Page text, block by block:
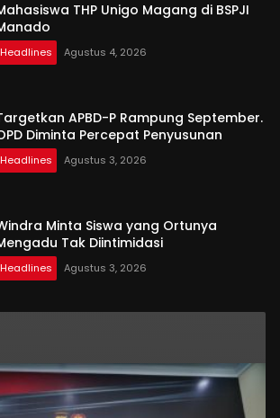
THP Unigo Magang di BSPJI
Headlines Agustus 4, 2026
APBD-P Rampung September.
Diminta Percepat Penyusunan
Headlines Agustus 3, 2026
Minta Siswa yang Ortunya
Tak Diintimidasi
Headlines Agustus 3, 2026